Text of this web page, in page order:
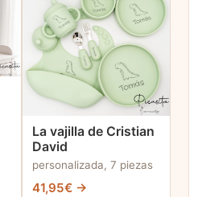
La vajilla de Cristian
David
personalizada, 7 piezas
41,95€ →